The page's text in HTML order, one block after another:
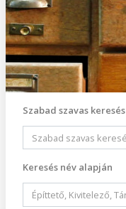
Szabad szavas keresés
Keresés név alapján